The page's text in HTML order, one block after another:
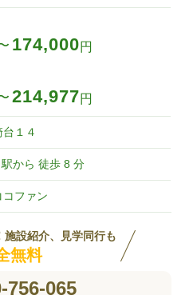
174,000円
214,977円
１４
から 徒歩 8 分
ファン
施設紹介、見学同行も
無料
756-065